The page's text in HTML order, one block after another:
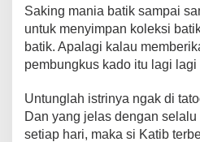
Saking mania batik sampai
untuk menyimpan koleksi
batik. Apalagi kalau
pembungkus kado itu lagi lagi
Untunglah istrinya ngak di
Dan yang jelas dengan
setiap hari, maka si Katib